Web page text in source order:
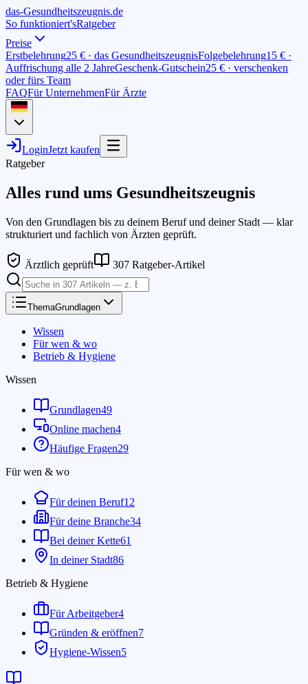
das-Gesundheitszeugnis.de
So funktioniert'sRatgeber
Preise
Erstbelehrung25 € · das GesundheitszeugnisFolgebelehrung15 € ·
Auffrischung alle 2 JahreGeschenk-Gutschein25 € · verschenken
oder fürs Team
FAQFür UnternehmenFür Ärzte
LoginJetzt kaufen
Ratgeber
Alles rund ums Gesundheitszeugnis
Von den Grundlagen bis zu deinem Beruf und deiner Stadt — klar
strukturiert und fachlich von Ärzten geprüft.
Ärztlich geprüft 307 Ratgeber-Artikel
ThemaGrundlagen
Wissen
Für wen & wo
Betrieb & Hygiene
Wissen
Grundlagen49
Online machen4
Häufige Fragen29
Für wen & wo
Für deinen Beruf12
Für deine Branche34
Bei deiner Kette61
In deiner Stadt86
Betrieb & Hygiene
Für Arbeitgeber4
Gründen & eröffnen7
Hygiene-Wissen5